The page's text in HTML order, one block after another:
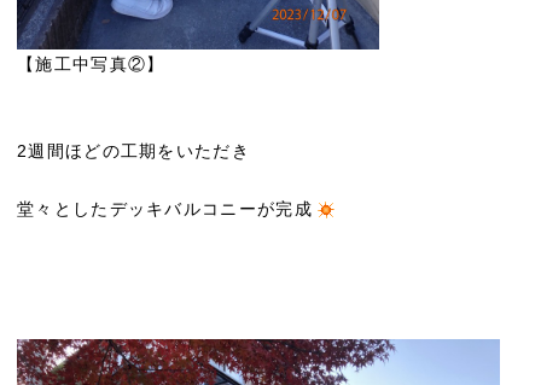
【施工中写真②】
2週間ほどの工期をいただき
堂々としたデッキバルコニーが完成